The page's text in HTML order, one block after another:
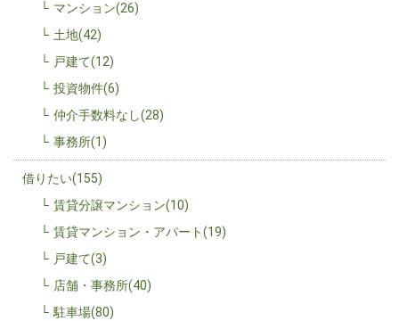
マンション(26)
土地(42)
戸建て(12)
投資物件(6)
仲介手数料なし(28)
事務所(1)
借りたい(155)
賃貸分譲マンション(10)
賃貸マンション・アパート(19)
戸建て(3)
店舗・事務所(40)
駐車場(80)